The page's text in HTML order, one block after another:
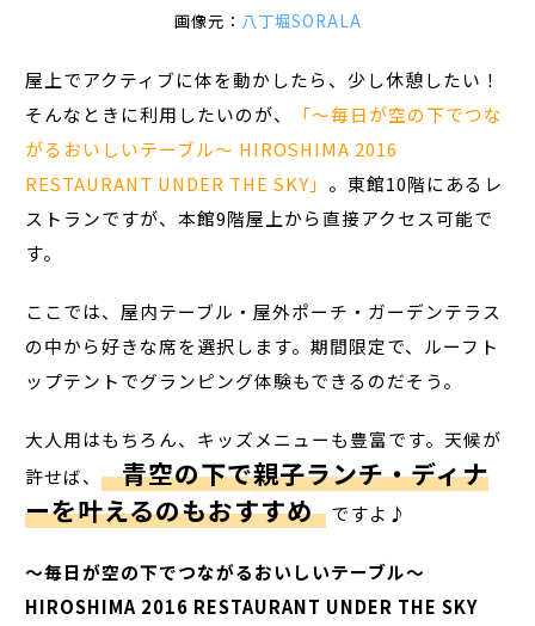
画像元： 八丁堀SORALA
屋上でアクティブに体を動かしたら、少し休憩したい！
そんなときに利用したいのが、
「〜毎日が空の下でつな
がるおいしいテーブル〜 HIROSHIMA 2016
RESTAURANT UNDER THE SKY」 。東館10階にあるレ
ストランですが、本館9階屋上から直接アクセス可能で
す。
ここでは、屋内テーブル・屋外ポーチ・ガーデンテラス
の中から好きな席を選択します。期間限定で、ルーフト
ップテントでグランピング体験もできるのだそう。
大人用はもちろん、キッズメニューも豊富です。天候が
許せば、 青空の下で親子ランチ・ディナ
ーを叶えるのもおすすめ ですよ♪
〜毎日が空の下でつながるおいしいテーブル〜
HIROSHIMA 2016 RESTAURANT UNDER THE SKY